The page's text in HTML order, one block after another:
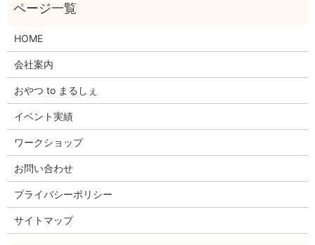
HOME
会社案内
おやつ to まるしぇ
イベント実績
ワークショップ
お問い合わせ
プライバシーポリシー
サイトマップ